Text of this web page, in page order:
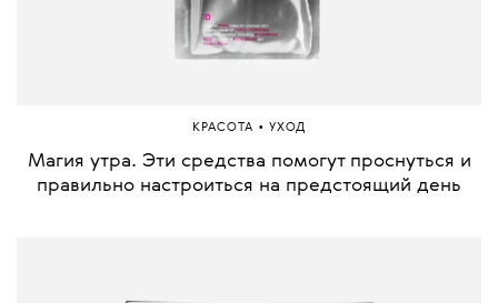
КРАСОТА • УХОД
Магия утра. Эти средства помогут проснуться и
правильно настроиться на предстоящий день